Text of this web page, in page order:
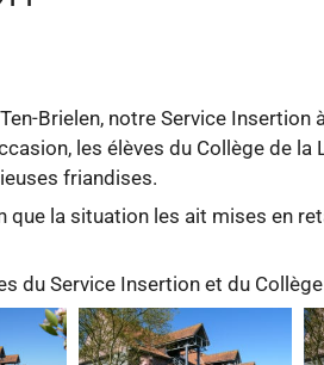
Brielen, notre Service
les élèves du Collège de
friandises.
que la situation les ait mises en
du Service Insertion et du